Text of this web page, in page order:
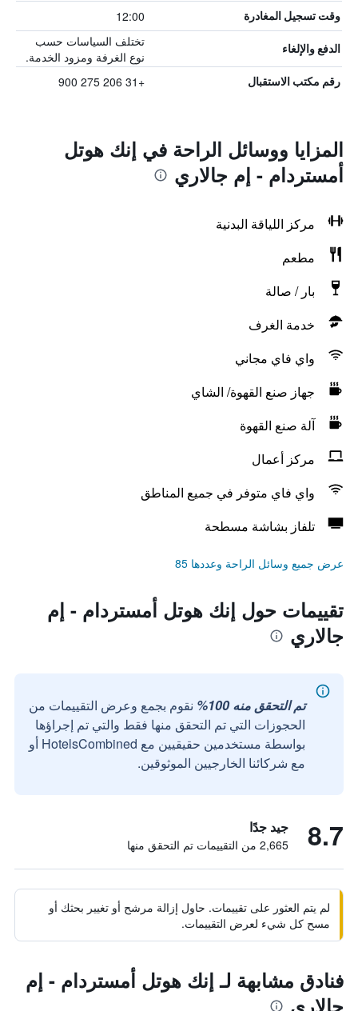
وقت تسجيل المغادرة 12:00
الدفع والإلغاء
تختلف السياسات حسب
نوع الغرفة ومزود الخدمة.
رقم مكتب الاستقبال +31 206 275 900
المزايا ووسائل الراحة في إنك هوتل
أمستردام - إم جالاري
مركز اللياقة البدنية
مطعم
بار / صالة
خدمة الغرف
واي فاي مجاني
جهاز صنع القهوة/ الشاي
آلة صنع القهوة
مركز أعمال
واي فاي متوفر في جميع المناطق
تلفاز بشاشة مسطحة
عرض جميع وسائل الراحة وعددها 85
تقييمات حول إنك هوتل أمستردام - إم
جالاري
تم التحقق منه 100%
نقوم بجمع وعرض التقييمات من
الحجوزات التي تم التحقق منها فقط والتي تم إجراؤها
بواسطة مستخدمين حقيقيين مع HotelsCombined أو
مع شركائنا الخارجيين الموثوقين.
8.7 جيد جدًا
2,665 من التقييمات تم التحقق منها
لم يتم العثور على تقييمات. حاول إزالة مرشح أو تغيير بحثك أو
مسح كل شيء لعرض التقييمات.
فنادق مشابهة لـ إنك هوتل أمستردام - إم
جالاري